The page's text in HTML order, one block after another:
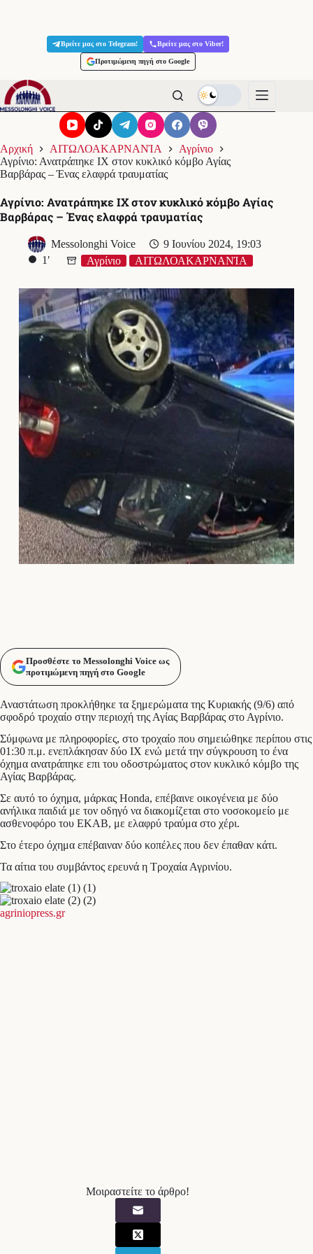
Βρείτε μας στο Telegram! Βρείτε μας στο Viber!
Προτιμώμενη πηγή στο Google
Αρχική ΑΙΤΩΛΟΑΚΑΡΝΑΝΊΑ
Αγρίνιο
Αγρίνιο: Ανατράπηκε ΙΧ στον κυκλικό κόμβο Αγίας
Βαρβάρας – Ένας ελαφρά τραυματίας
Αγρίνιο: Ανατράπηκε ΙΧ στον κυκλικό κόμβο Αγίας
Βαρβάρας – Ένας ελαφρά τραυματίας
Messolonghi Voice
9 Ιουνίου 2024, 19:03
1′
Αγρίνιο ΑΙΤΩΛΟΑΚΑΡΝΑΝΊΑ
Προσθέστε το Messolonghi Voice ως
προτιμώμενη πηγή στο Google
Αναστάτωση προκλήθηκε τα ξημερώματα της Κυριακής (9/6) από
σφοδρό τροχαίο στην περιοχή της Αγίας Βαρβάρας στο Αγρίνιο.
Σύμφωνα με πληροφορίες, στο τροχαίο που σημειώθηκε περίπου στις
01:30 π.μ. ενεπλάκησαν δύο ΙΧ ενώ μετά την σύγκρουση το ένα
όχημα ανατράπηκε επι του οδοστρώματος στον κυκλικό κόμβο της
Αγίας Βαρβάρας.
Σε αυτό το όχημα, μάρκας Honda, επέβαινε οικογένεια με δύο
ανήλικα παιδιά με τον οδηγό να διακομίζεται στο νοσοκομείο με
ασθενοφόρο του ΕΚΑΒ, με ελαφρύ τραύμα στο χέρι.
Στο έτερο όχημα επέβαιναν δύο κοπέλες που δεν έπαθαν κάτι.
Τα αίτια του συμβάντος ερευνά η Τροχαία Αγρινίου.
agriniopress.gr
Μοιραστείτε το άρθρο!